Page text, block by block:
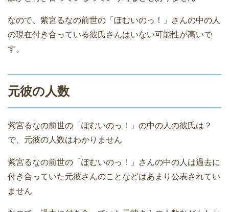
なので、紫宮るなの前世の「ぽむいのっ！」さんの中の人
の現在付き合っている彼氏さんはいない可能性が高いで
す。
元彼の人数
紫宮るなの前世の「ぽむいのっ！」の中の人の彼氏は？
で、元彼の人数はわかりません
紫宮るなの前世の「ぽむいのっ！」さんの中の人は過去に
付き合っていた元彼さんのことなどはあまり公表されてい
ません